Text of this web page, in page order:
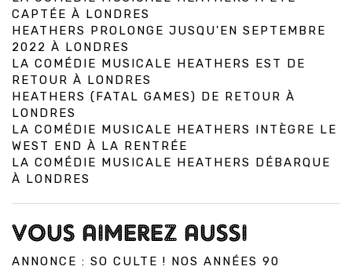
CAPTÉE À LONDRES
HEATHERS PROLONGE JUSQU'EN SEPTEMBRE
2022 À LONDRES
LA COMÉDIE MUSICALE HEATHERS EST DE
RETOUR À LONDRES
HEATHERS (FATAL GAMES) DE RETOUR À
LONDRES
LA COMÉDIE MUSICALE HEATHERS INTÈGRE LE
WEST END À LA RENTRÉE
LA COMÉDIE MUSICALE HEATHERS DÉBARQUE
À LONDRES
VOUS AIMEREZ AUSSI
ANNONCE : SO CULTE ! NOS ANNÉES 90